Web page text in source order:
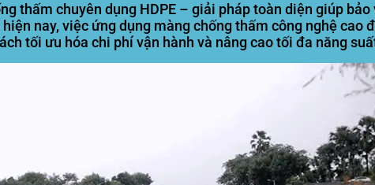
thấm chuyên dụng HDPE – giải pháp toàn diện giúp
nay, việc ứng dụng màng chống thấm công nghệ cao
tối ưu hóa chi phí vận hành và nâng cao tối đa năng